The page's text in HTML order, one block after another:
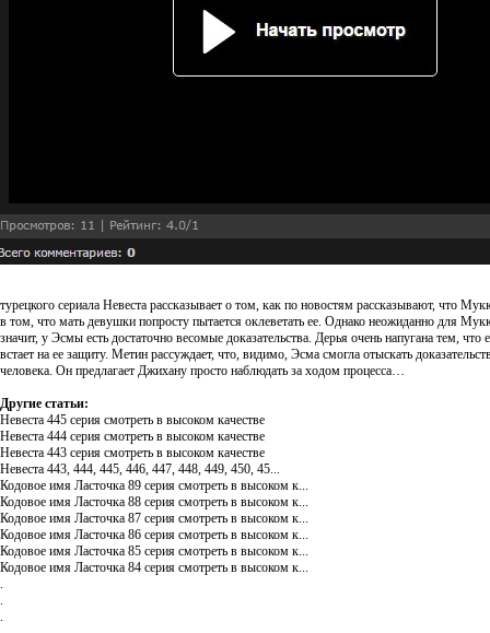
турецкого сериала Невеста рассказывает о том, как по новостям рассказывают, что
в том, что мать девушки попросту пытается оклеветать ее. Однако неожиданно для
значит, у Эсмы есть достаточно весомые доказательства. Дерья очень напугана тем,
встает на ее защиту. Метин рассуждает, что, видимо, Эсма смогла отыскать
человека. Он предлагает Джихану просто наблюдать за ходом процесса…
Другие статьи:
Невеста 445 серия смотреть в высоком качестве
Невеста 444 серия смотреть в высоком качестве
Невеста 443 серия смотреть в высоком качестве
Невеста 443, 444, 445, 446, 447, 448, 449, 450, 45...
Кодовое имя Ласточка 89 серия смотреть в высоком к...
Кодовое имя Ласточка 88 серия смотреть в высоком к...
Кодовое имя Ласточка 87 серия смотреть в высоком к...
Кодовое имя Ласточка 86 серия смотреть в высоком к...
Кодовое имя Ласточка 85 серия смотреть в высоком к...
Кодовое имя Ласточка 84 серия смотреть в высоком к...
.
.
.